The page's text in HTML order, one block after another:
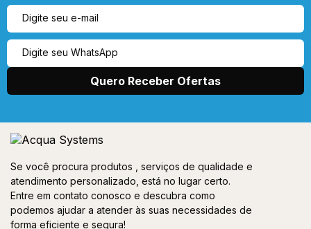
Se você procura produtos , serviços de qualidade e
atendimento personalizado, está no lugar certo.
Entre em contato conosco e descubra como
podemos ajudar a atender às suas necessidades de
forma eficiente e segura!